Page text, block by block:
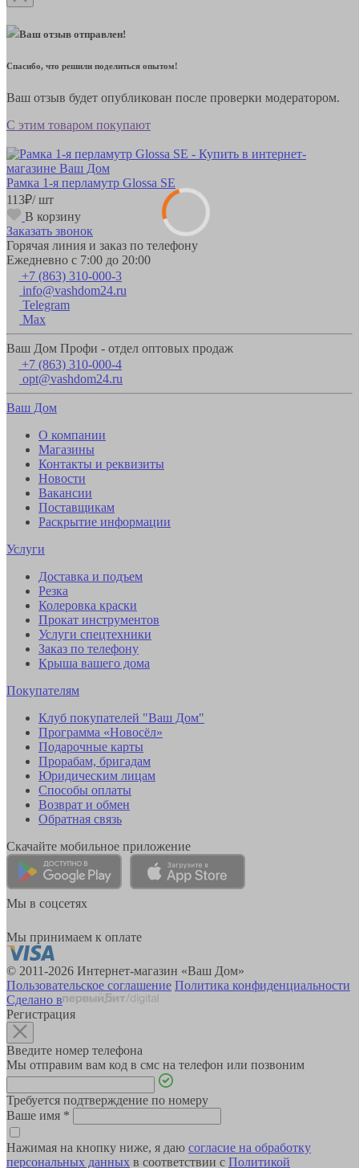
Ваш отзыв отправлен!
Спасибо, что решили поделиться опытом!
Ваш отзыв будет опубликован после проверки модератором.
С этим товаром покупают
Рамка 1-я перламутр Glossa SE
113₽/ шт
В корзину
Заказать звонок
Горячая линия и заказ по телефону
Ежедневно с 7:00 до 20:00
+7 (863) 310-000-3
info@vashdom24.ru
Telegram
Max
Ваш Дом Профи - отдел оптовых продаж
+7 (863) 310-000-4
opt@vashdom24.ru
Ваш Дом
О компании
Магазины
Контакты и реквизиты
Новости
Вакансии
Поставщикам
Раскрытие информации
Услуги
Доставка и подъем
Резка
Колеровка краски
Прокат инструментов
Услуги спецтехники
Заказ по телефону
Крыша вашего дома
Покупателям
Клуб покупателей "Ваш Дом"
Программа «Новосёл»
Подарочные карты
Прорабам, бригадам
Юридическим лицам
Способы оплаты
Возврат и обмен
Обратная связь
Скачайте мобильное приложение
Мы в соцсетях
Мы принимаем к оплате
© 2011-2026 Интернет-магазин «Ваш Дом»
Пользовательское соглашение Политика конфиденциальности
Сделано в
Регистрация
Введите номер телефона
Мы отправим вам код в смс на телефон или позвоним
Требуется подтверждение по номеру
Ваше имя *
Нажимая на кнопку ниже, я даю согласие на обработку
персональных данных в соответствии с Политикой